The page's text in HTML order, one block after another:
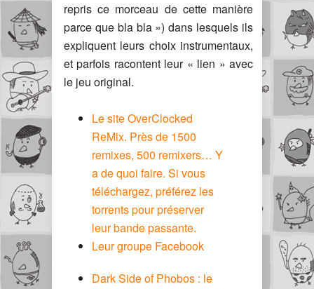
repris ce morceau de cette manière
parce que bla bla ») dans lesquels ils
expliquent leurs choix instrumentaux,
et parfois racontent leur « lien » avec
le jeu original.
Le site OverClocked
ReMix. Près de 1500
remixes, 500 remixers… Y
a de quoi faire. Si vous
téléchargez, préférez les
torrents pour préserver
leur bande passante.
Leur groupe Facebook
Dark Side of Phobos : le